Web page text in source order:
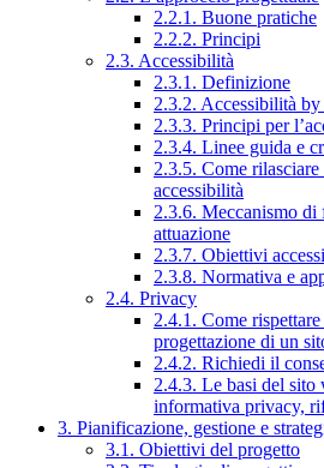
2.2.1. Buone pratiche
2.2.2. Principi
2.3. Accessibilità
2.3.1. Definizione
2.3.2. Accessibilità by
2.3.3. Principi per
2.3.4. Linee guida e
2.3.5. Come
accessibilità
2.3.6. Meccanismo di
attuazione
2.3.7. Obiettivi
2.3.8. Normativa e
2.4. Privacy
2.4.1. Come
progettazione di un
2.4.2. Richiedi il
2.4.3. Le basi del sito
informativa privacy,
3. Pianificazione, gestione e
3.1. Obiettivi del progetto